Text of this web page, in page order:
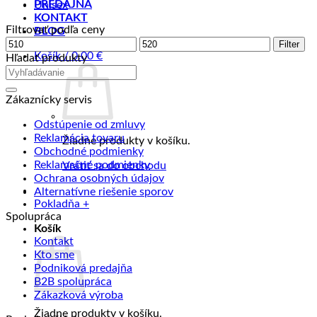
PREDAJŇA
KONTAKT
BLOG
Košík /0.00 €
Žiadne produkty v košíku.
Vrátiť sa do obchodu
Pokladňa +
Košík
Žiadne produkty v košíku.
Unisex
Filtrovať podľa ceny
Minimálna
cena
Maximálna
Filter
Hľadať produkty
Zákaznícky servis
Odstúpenie od zmluvy
Reklamácia tovaru
Obchodné podmienky
Reklamačné podmienky
Ochrana osobných údajov
Alternatívne riešenie sporov
Spolupráca
Kontakt
Kto sme
Podniková predajňa
B2B spolupráca
Zákazková výroba